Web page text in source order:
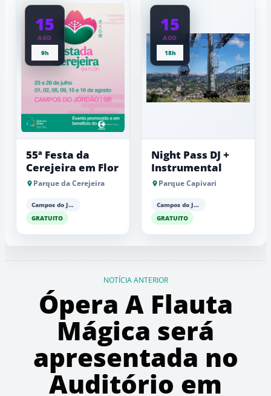
15
AGO
9h
55ª Festa da
Cerejeira em Flor
Parque da Cerejeira
Campos do Jordão
GRATUITO
15
AGO
18h
Night Pass DJ +
Instrumental
Parque Capivari
Campos do Jordão
GRATUITO
NOTÍCIA ANTERIOR
Ópera A Flauta
Mágica será
apresentada no
Auditório em